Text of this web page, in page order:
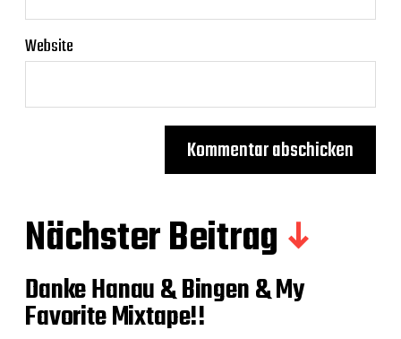
Website
Nächster Beitrag
Danke Hanau & Bingen & My
Favorite Mixtape!!